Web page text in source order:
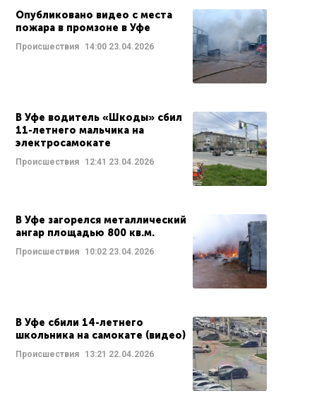
Опубликовано видео с места
пожара в промзоне в Уфе
Происшествия 14:00 23.04.2026
В Уфе водитель «Шкоды» сбил
11-летнего мальчика на
электросамокате
Происшествия 12:41 23.04.2026
В Уфе загорелся металлический
ангар площадью 800 кв.м.
Происшествия 10:02 23.04.2026
В Уфе сбили 14-летнего
школьника на самокате (видео)
Происшествия 13:21 22.04.2026